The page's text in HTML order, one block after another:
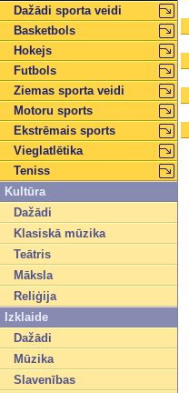
Dažādi sporta veidi
Basketbols
Hokejs
Futbols
Ziemas sporta veidi
Motoru sports
Ekstrēmais sports
Vieglatlētika
Teniss
Kultūra
Dažādi
Klasiskā mūzika
Teātris
Māksla
Reliģija
Izklaide
Dažādi
Mūzika
Slavenības